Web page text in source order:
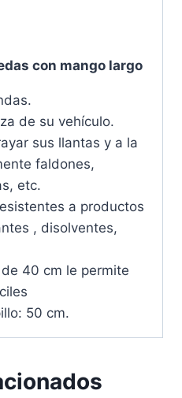
con mango largo
de su vehículo.
sus llantas y a la
faldones,
etc.
a productos
, disolventes,
40 cm le permite
50 cm.